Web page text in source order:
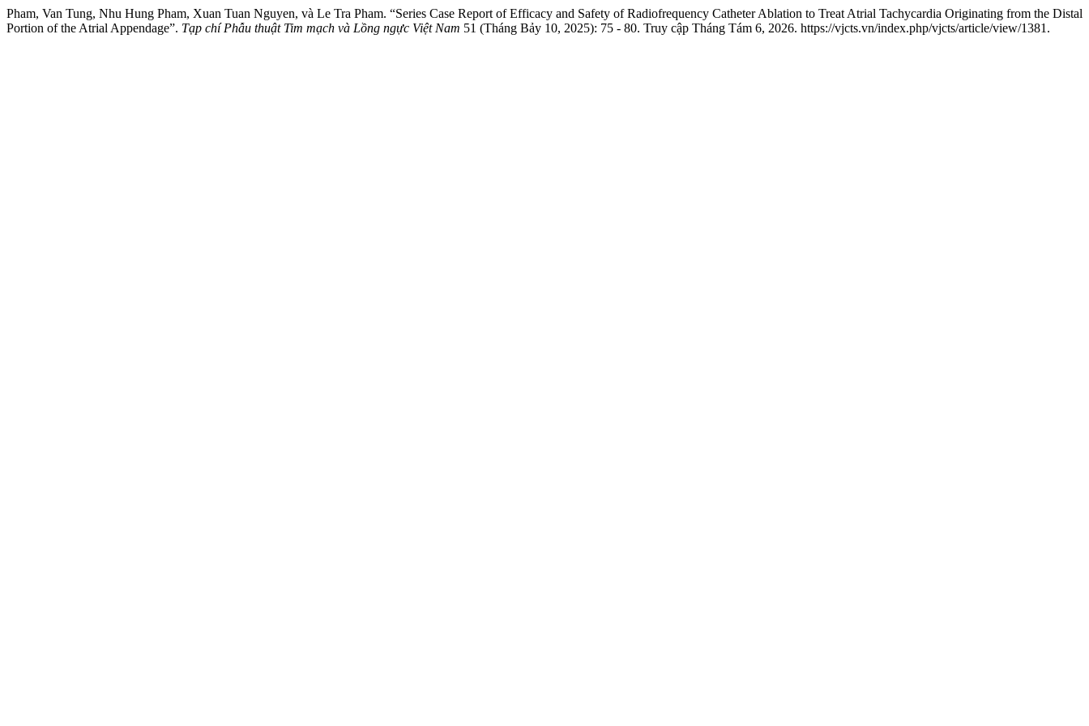
Pham, Van Tung, Nhu Hung Pham, Xuan Tuan Nguyen, và Le Tra Pham. “Series Case Report of Efficacy and Safety of Radiofrequency Catheter Ablation to Treat Atrial Tachycardia Originating from the Distal
Portion of the Atrial Appendage”. Tạp chí Phẫu thuật Tim mạch và Lồng ngực Việt Nam 51 (Tháng Bảy 10, 2025): 75 - 80. Truy cập Tháng Tám 6, 2026. https://vjcts.vn/index.php/vjcts/article/view/1381.